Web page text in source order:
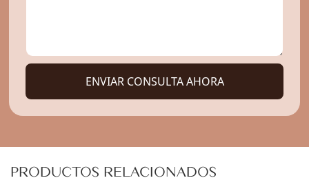
ENVIAR CONSULTA AHORA
PRODUCTOS RELACIONADOS